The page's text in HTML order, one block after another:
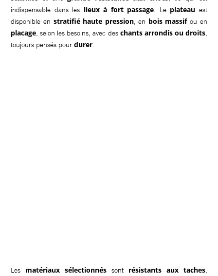
indispensable dans les lieux à fort passage. Le plateau est
disponible en stratifié haute pression, en bois massifou en
placage, selon les besoins, avec des chants arrondis ou droits,
toujours pensés pourdurer.
Les matériaux sélectionnés sont résistants aux taches,